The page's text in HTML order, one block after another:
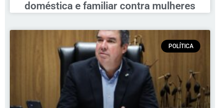
doméstica e familiar contra mulheres
POLÍTICA